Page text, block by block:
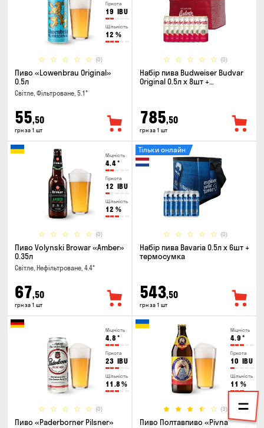
Гіркота
19 IBU
Щільність
12 %
(0)
Пиво «Lowenbrau Original»
0.5л
Світле, Фільтроване, 5.1°
55,50
грн за 1 шт
(0)
Набір пива Budweiser Budvar
Original 0.5л х 8шт +
785,50
грн за 1 шт
Міцність
4.4°
Гіркота
12 IBU
Щільність
12 %
(0)
Пиво Volynski Browar «Amber»
0.35л
Світле, Нефільтроване, 4.4°
67,50
грн за 1 шт
(0)
Тільки онлайн
Набір пива Bavaria 0.5л х 6шт +
термосумка
543,50
грн за 1 шт
Міцність
4.8 °
Гіркота
23 IBU
Щільність
11.8 %
(0)
Пиво «Paderborner Pilsner»
Міцність
4.9 °
Гіркота
10 IBU
Щільність
11 %
(3)
Пиво Полтавпиво «Pivna